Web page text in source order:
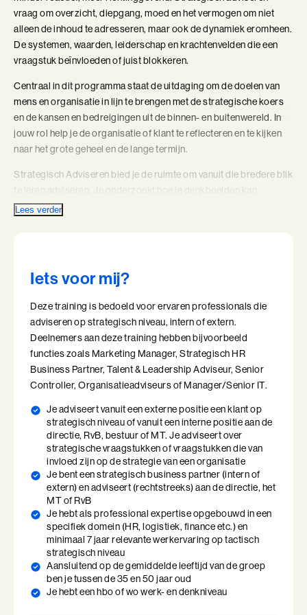
Coachend Leiderschap
Coachend Leiderschap (BaakBoost)
Communicatie met Impact
De Essentie
De Informele Leider
De Informele Leider (BaakBoost)
De Zelfbewuste Leider
Ik en de Anderen
Ik en de Anderen (BaakBoost)
Invloed in Complexiteit
Inzicht in Ambitie
Jouw Kracht in Culturele Diversiteit
Leiden van Veranderingen
Leiden van Veranderingen (BaakBoost)
Leiderschap door Vrouwen
Leiderschap en Reflectie in de Publieke Sector
Leiderschap en Reflectie in de Publieke Sector (BaakBoost)
vraag om overzicht, diepgang, moed en het vermogen om niet
alleen de inhoud te adresseren, maar ook de dynamiek eromheen.
De systemen, waarden, leiderschap en krachtenvelden die een
vraagstuk beïnvloeden of juist blokkeren.
Centraal in dit programma staat de uitdaging om de doelen van
mens en organisatie in lijn te brengen met de strategische koers
en de kansen en bedreigingen uit de binnen- en buitenwereld. In
jouw rol help je de organisatie of klant te reflecteren en te kijken
naar het grote geheel en de lange termijn.
Strategisch Adviseren bied je de ruimte om vanuit die bredere blik
te leren adviseren. Je onderzoekt hoe je denkbeelden kan
uitdagen door scherpe vragen, hoe je beweging krijgt in
Inhoudelijk, persoonlijk, relevant en
uitdagend
In dit programma werk je aan adviesvaardigheden die je helpen
om complexiteit te doorgronden en richting te bieden. Je leert
luisteren op verschillende niveaus, vragen stellen die voorbij de
vertrouwensrelatie op te bouwen met je opdrachtgevers.
De strategisch adviseur onderscheidt zich van de expert-
adviseur doordat je vraagstukken integraal beschouwt. Met
aandacht voor de wisselwerking tussen mens, systeem en
strategie en met oog voor de relatie met de opdrachtgever.
Effectief en doorlopend contracteren, tegenkracht bieden en
perspectieven kantelen zijn daarbij essentieel.
We werken met narratieven, beeldtaal, scenario-denken en kunst
om complexe vraagstukken te beschrijven. Daarnaast gebruiken
we theorie over complexiteit, veranderkunde, adviesprocessen
en eigenaarschap. Je onderzoekt hoe jouw eigen waarden,
Lees verder
Iets voor mij?
Deze training is bedoeld voor ervaren professionals die
adviseren op strategisch niveau, intern of extern.
Deelnemers aan deze training hebben bijvoorbeeld
functies zoals Marketing Manager, Strategisch HR
Business Partner, Talent & Leadership Adviseur, Senior
Controller, Organisatieadviseurs of Manager/Senior IT.
Je adviseert vanuit een externe positie een klant op
strategisch niveau of vanuit een interne positie aan de
directie, RvB, bestuur of MT. Je adviseert over
strategische vraagstukken of vraagstukken die van
invloed zijn op de strategie van een organisatie
Je bent een strategisch business partner (intern of
extern) en adviseert (rechtstreeks) aan de directie, het
MT of RvB
Je hebt als professional expertise opgebouwd in een
specifiek domein (HR, logistiek, finance etc.) en
minimaal 7 jaar relevante werkervaring op tactisch
strategisch niveau
Aansluitend op de gemiddelde leeftijd van de groep
ben je tussen de 35 en 50 jaar oud
Je hebt een hbo of wo werk- en denkniveau